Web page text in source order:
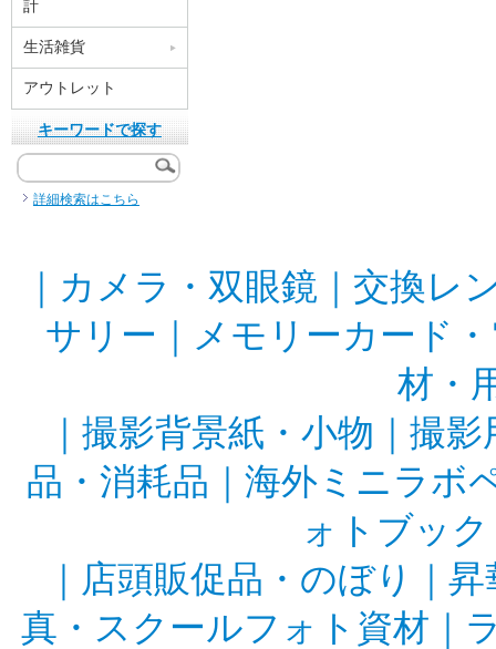
計
生活雑貨
アウトレット
キーワードで探す
詳細検索はこちら
カメラ・双眼鏡
交換レ
サリー
メモリーカード
材・
撮影背景紙・小物
撮影
品・消耗品
海外ミニラボ
ォトブッ
店頭販促品・のぼり
昇
真・スクールフォト資材